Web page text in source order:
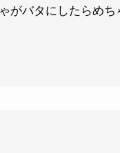
がバタにしたらめち